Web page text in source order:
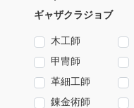
ギャザクラジョブ
木工師
甲冑師
革細工師
錬金術師